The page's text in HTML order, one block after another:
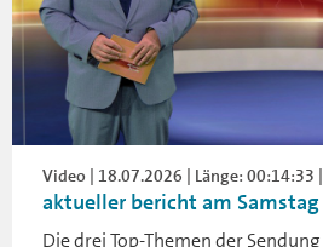
Video | 18.07.2026 | Länge: 00:14:33 |
aktueller bericht am
Die drei Top-Themen der